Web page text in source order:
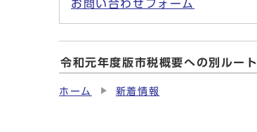
お問い合わせフォーム
令和元年度版市税概要への別ルート
ホーム 新着情報